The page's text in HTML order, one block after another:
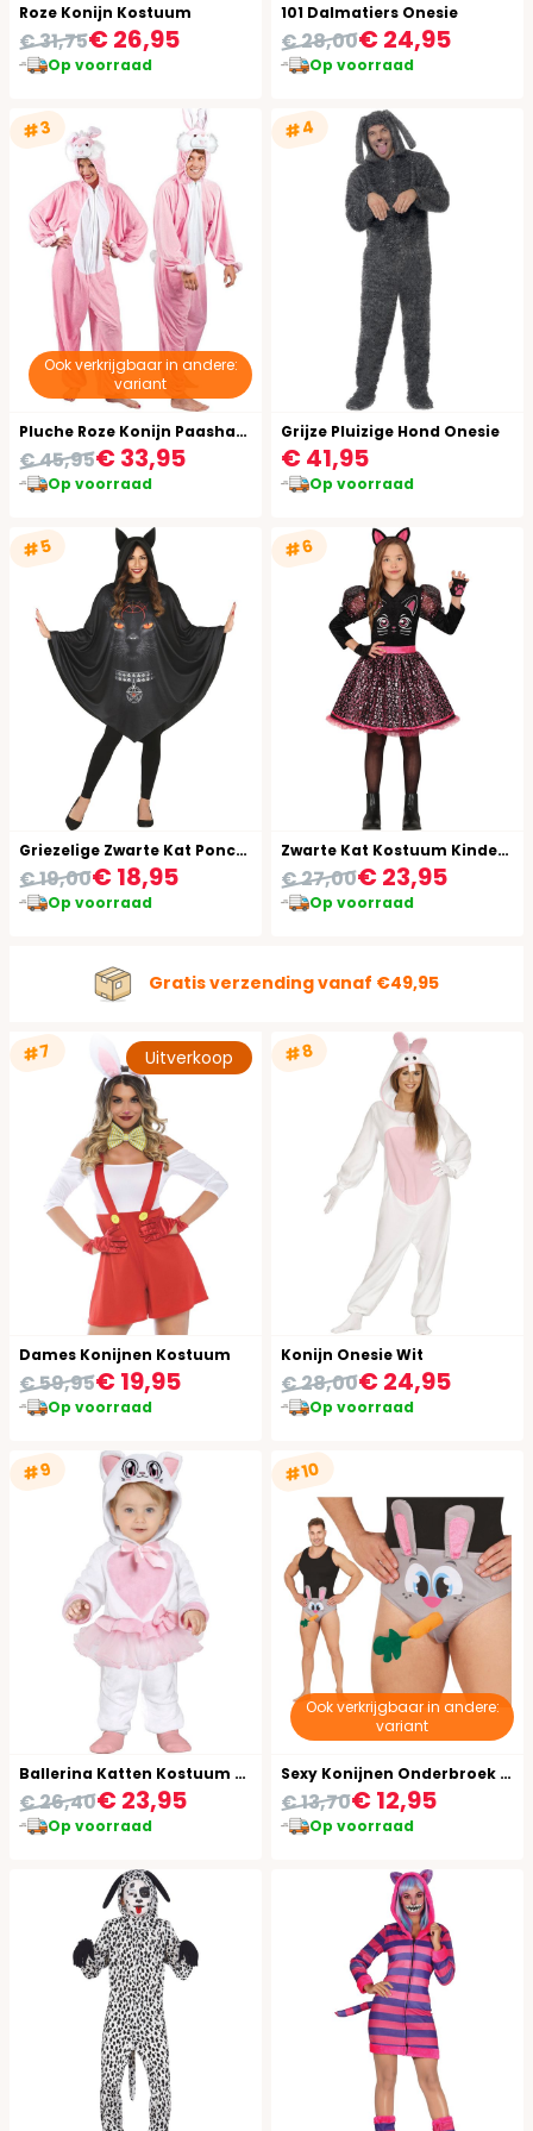
Roze Konijn Kostuum
€ 26,95
€ 31,75
Op voorraad
101 Dalmatiers Onesie
€ 24,95
€ 28,00
Op voorraad
#3
Ook verkrijgbaar in andere:
variant
Pluche Roze Konijn Paashaas Jumpsuit
€ 33,95
€ 45,95
Op voorraad
#4
Grijze Pluizige Hond Onesie
€ 41,95
Op voorraad
#5
Griezelige Zwarte Kat Poncho
€ 18,95
€ 19,00
Op voorraad
#6
Zwarte Kat Kostuum Kinderen
€ 23,95
€ 27,00
Op voorraad
Gratis verzending vanaf €49,95
#7 Uitverkoop
Dames Konijnen Kostuum
€ 19,95
€ 59,95
Op voorraad
#8
Konijn Onesie Wit
€ 24,95
€ 28,00
Op voorraad
#9
Ballerina Katten Kostuum Baby
€ 23,95
€ 26,40
Op voorraad
#10
Ook verkrijgbaar in andere:
variant
Sexy Konijnen Onderbroek Heren
€ 12,95
€ 13,70
Op voorraad